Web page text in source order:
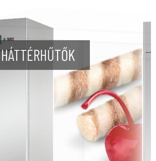
HÁTTÉRHŰTŐK
További részletek